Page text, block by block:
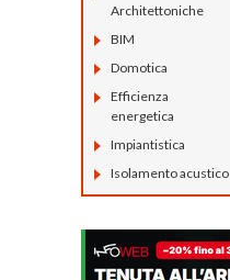
Architettoniche
BIM
Domotica
Efficienza
energetica
Impiantistica
Isolamento acustico